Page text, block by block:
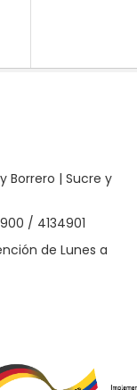
Borrero | Sucre y
/ 4134901
de Lunes a